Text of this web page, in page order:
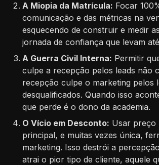
A Miopia da Matrícula: Focar
comunicação e das métricas na
esquecendo de construir e medir
jornada de confiança que levam
A Guerra Civil Interna: Permitir
culpe a recepção pelos leads não
recepção culpe o marketing pelos
desqualificados. Quando isso
que perde é o dono da academia.
O Vício em Desconto: Usar preço
principal, e muitas vezes única,
marketing. Isso destrói a
atrai o pior tipo de cliente, aquele